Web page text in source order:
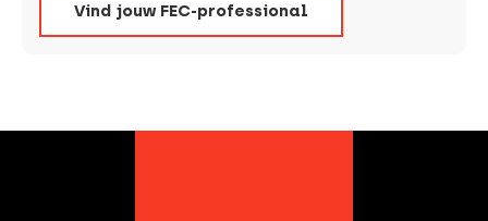
Vind jouw FEC-professional